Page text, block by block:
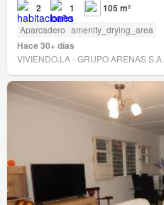
2 1 105 m²
Aparcadero amenity_drying_area
Hace 30+ días
VIVIENDO.LA - GRUPO ARENAS S.A.